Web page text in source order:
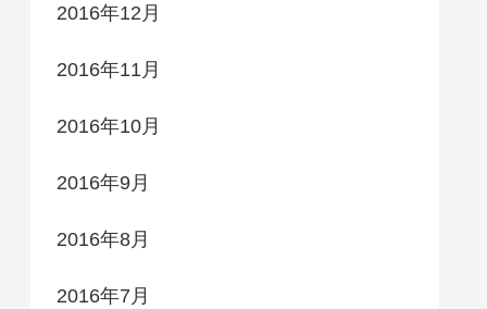
2016年12月
2016年11月
2016年10月
2016年9月
2016年8月
2016年7月